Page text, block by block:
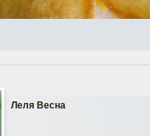
Леля Весна